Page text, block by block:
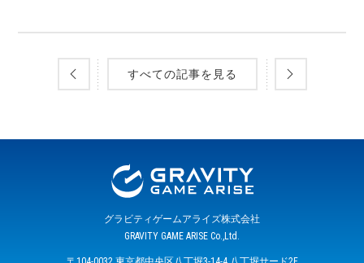
すべての記事を見る
グラビティゲームアライズ株式会社
GRAVITY GAME ARISE Co.,Ltd.